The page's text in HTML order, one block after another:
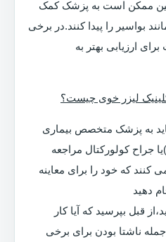
ممکن است به پزشک کمک
بواسیر را پیدا کنند.در برخی
ارزیابی بهتر به
لیزر خوی چیست؟
به پزشک متخصص بیماری
کولورکتال مراجعه
کنند که خود را برای معاینه
دهید
قبل بپرسید که آیا کار
ناشتا بودن برای برخی